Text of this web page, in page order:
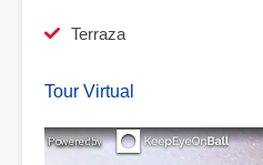
Terraza
Tour Virtual